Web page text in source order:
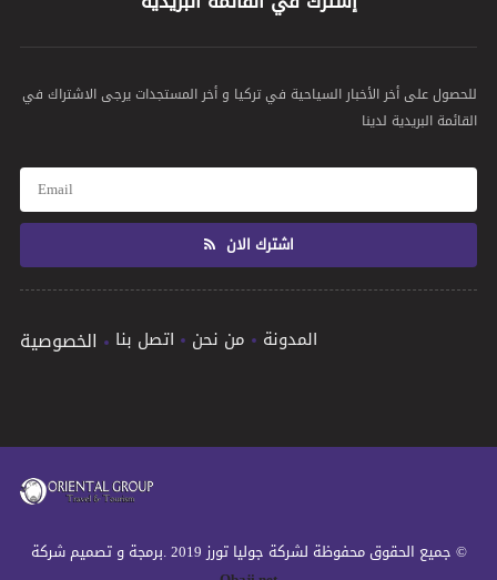
للحصول على أخر الأخبار السياحية في تركيا و أخر المستجدات يرجى الاشتراك في
القائمة البريدية لدينا
اشترك الان
الخصوصية اتصل بنا من نحن المدونة
© جميع الحقوق محفوظة لشركة جوليا تورز 2019 .برمجة و تصميم شركة